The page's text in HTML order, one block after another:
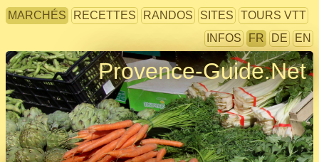
MARCHÉS RECETTES RANDOS SITES
TOURS VTT
INFOS
FR DE EN
Provence-Guide.Net